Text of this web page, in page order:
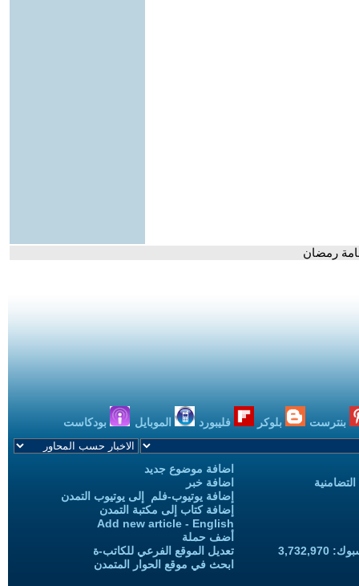
رمضان
بنترست بلوكر فليبورد الموبايل بودكاست
اضافة موضوع جديد
اضافة خبر
إضافة يوتيوب-فلم إلى يوتيوب التمدن
إضافة كتاب إلى مكتبة التمدن
Add new article - English
أضف حملة
تعديل الموقع الفرعي للكاتب-ة
ابحث في موقع الحوار المتمدن